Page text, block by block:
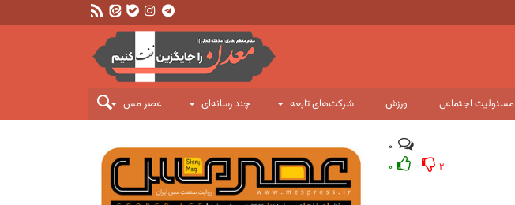
مسئولیت اجتماعی ورزش شرکت‌های تابعه چند رسانه‌ای عصر مس
۲ ۰